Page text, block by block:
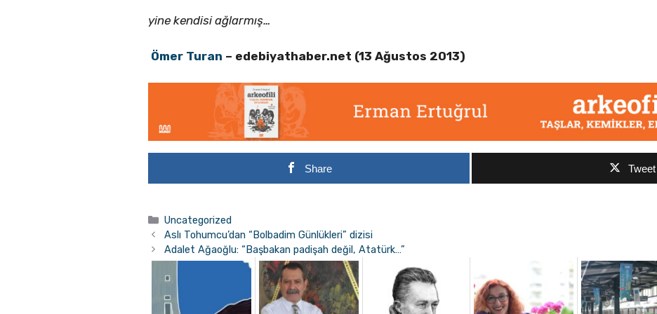
yine kendisi ağlarmış…
Ömer Turan – edebiyathaber.net (13 Ağustos 2013)
Share Tweet
Kategoriler
Uncategorized
Aslı Tohumcu’dan “Bolbadim Günlükleri” dizisi
Adalet Ağaoğlu: “Başbakan padişah değil, Atatürk…”